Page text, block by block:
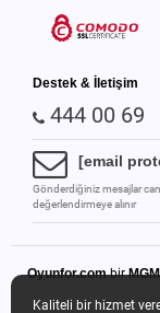
Kaliteli bir hizmet
Destek & İletişim
444 00 69
[email
Gönderdiğiniz mesajlar
değerlendirmeye alınır
Oyunfor.combir